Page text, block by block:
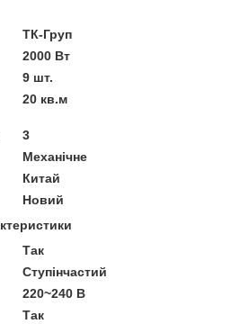
all-baby.com.ua
уведомления
ТК-Груп
2000 Вт
9 шт.
20 кв.м
3
Механічне
Китай
Новий
Так
Ступінчастий
220~240 В
Так